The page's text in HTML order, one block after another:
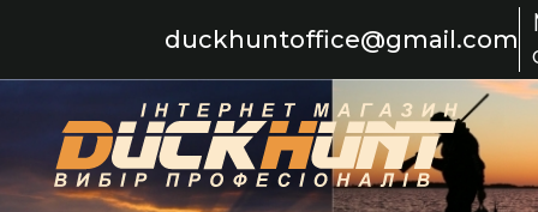
duckhuntoffice@gmail.com